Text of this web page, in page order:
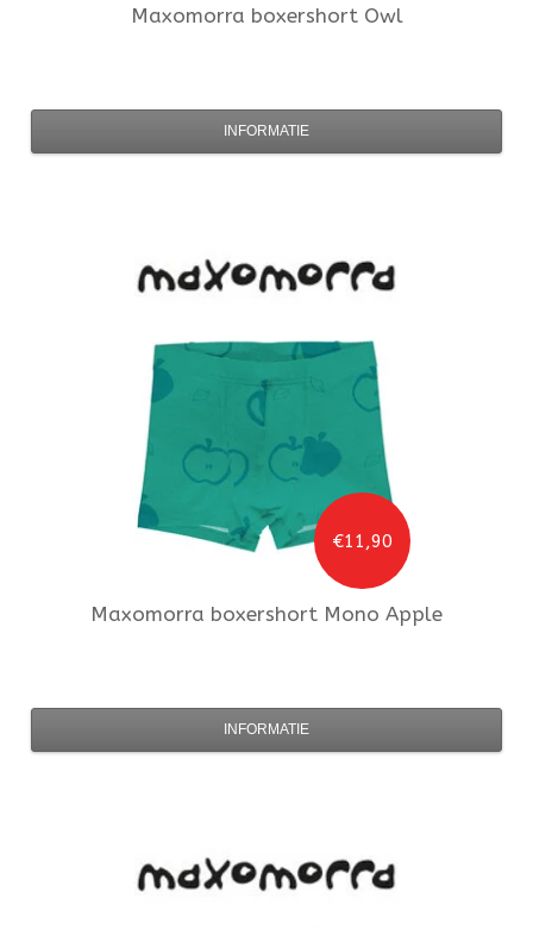
Maxomorra boxershort Owl
INFORMATIE
€11,90
Maxomorra boxershort Mono Apple
INFORMATIE